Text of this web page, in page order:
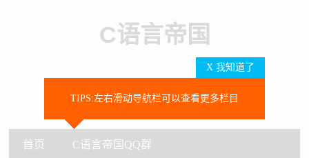
C语言帝国
SEARCH
X 我知道了
TIPS:左右滑动导航栏可以查看更多栏目
首页 C语言帝国QQ群